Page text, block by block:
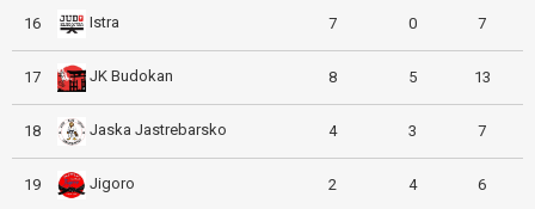
16 Istra 7 0 7
17 JK Budokan 8 5 13
18 Jaska Jastrebarsko 4 3 7
19 Jigoro 2 4 6